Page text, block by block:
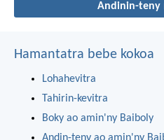
Andinin-teny
Hamantatra bebe kokoa
Lohahevitra
Tahirin-kevitra
Boky ao amin'ny Baiboly